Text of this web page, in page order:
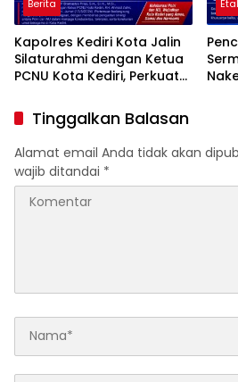
Berita
Kapolres Kediri Kota Jalin
Silaturahmi dengan Ketua
PCNU Kota Kediri, Perkuat
DaerahTinggalkan Balasan
Alamat email Anda tidak akan
wajib ditandai *